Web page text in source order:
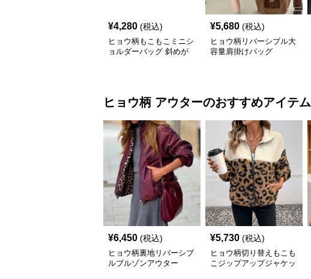
¥4,280 (税込)
ヒョウ柄もこもこミニシ
ョルダーバッグ 斜めが
¥5,680 (税込)
ヒョウ柄リバーシブル大
容量肩掛けバッグ
ヒョウ柄 アウターのおすすめアイテム
¥6,450 (税込)
ヒョウ柄裏地リバーシブ
ルブルゾンアウター
¥5,730 (税込)
ヒョウ柄切り替えもこも
こジップアップジャケッ